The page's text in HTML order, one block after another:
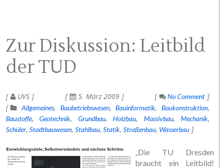
Zur Diskussion: Leitbild
der TUD
UVS 5. März 2009
No Comment
Allgemeines
Baubetriebswesen Bauinformatik
Baukonstruktion
Baustoffe
Geotechnik Grundbau Holzbau Massivbau
Mechanik
Schüler Stadtbauwesen Stahlbau Statik Straßenbau Wasserbau
„Die TU Dresden
braucht ein Leitbild!